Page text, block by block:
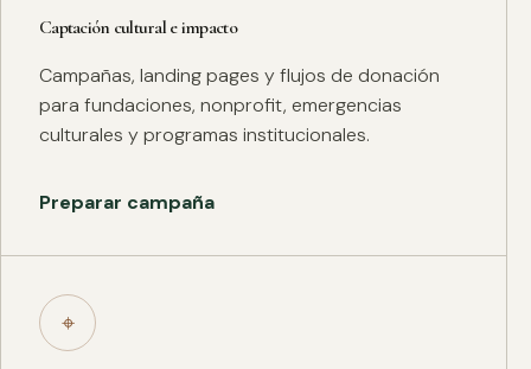
Captación cultural e impacto
Campañas, landing pages y flujos de donación
para fundaciones, nonprofit, emergencias
culturales y programas institucionales.
Preparar campaña
⌖